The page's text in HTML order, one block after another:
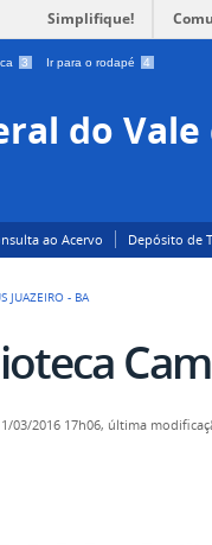
Simplifique!
3 Ir para o rodapé 4
do Vale
ao Acervo Depósito de
JUAZEIRO - BA
03/2016 17h06, última